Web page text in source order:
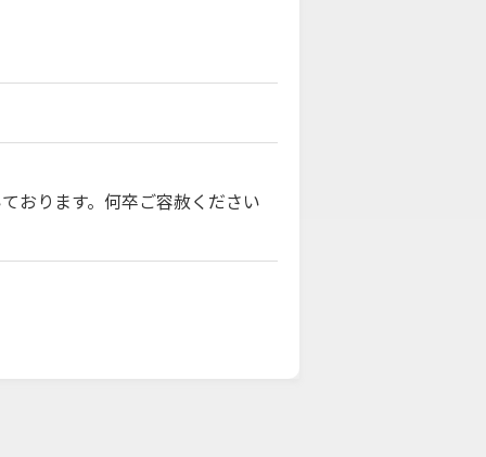
おります。何卒ご容赦ください